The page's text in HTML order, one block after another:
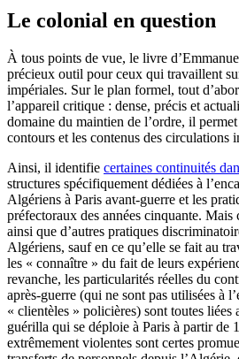
Le colonial en question
À tous points de vue, le livre
précieux outil pour ceux qui travaillent
impériales. Sur le plan formel, tout
l’appareil critique : dense, précis et
domaine du maintien de l’ordre, il
contours et les contenus des circulations
Ainsi, il identifie certaines continuités
structures spécifiquement dédiées à
Algériens à Paris avant-guerre et les
préfectoraux des années cinquante. Mais
ainsi que d’autres pratiques
Algériens, sauf en ce qu’elle se fait au
les « connaître » du fait de leurs
revanche, les particularités réelles du
après-guerre (qui ne sont pas utilisées à
« clientèles » policières) sont toutes liées
guérilla qui se déploie à Paris à partir de
extrêmement violentes sont certes